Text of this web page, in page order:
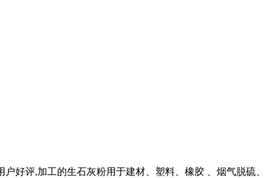
好评,加工的生石灰粉用于建材、塑料、橡胶 、烟气脱硫、